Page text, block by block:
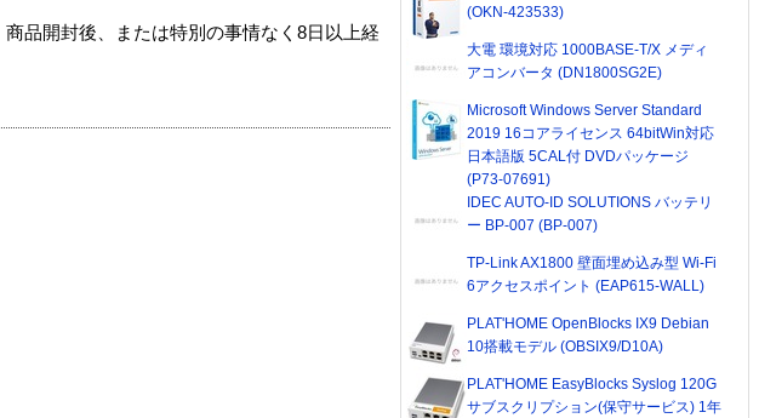
品開封後、または特別の事情なく8日以上経
(OKN-423533)
大電 環境対応 1000BASE-T/X メディ
アコンバータ (DN1800SG2E)
Microsoft Windows Server Standard
2019 16コアライセンス 64bitWin対応
日本語版 5CAL付 DVDパッケージ
(P73-07691)
IDEC AUTO-ID SOLUTIONS バッテリ
ー BP-007 (BP-007)
TP-Link AX1800 壁面埋め込み型 Wi-Fi
6アクセスポイント (EAP615-WALL)
PLAT'HOME OpenBlocks IX9 Debian
10搭載モデル (OBSIX9/D10A)
PLAT'HOME EasyBlocks Syslog 120G
サブスクリプション(保守サービス) 1年